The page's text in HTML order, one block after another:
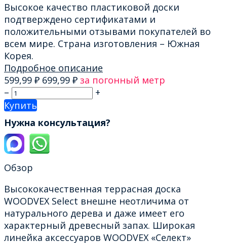
Высокое качество пластиковой доски
подтверждено сертификатами и
положительными отзывами покупателей во
всем мире. Страна изготовления – Южная
Корея.
Подробное описание
599,99 ₽ 699,99 ₽ за погонный метр
–
+
Купить
Нужна консультация?
Обзор
Высококачественная террасная доска
WOODVEX Select внешне неотличима от
натурального дерева и даже имеет его
характерный древесный запах. Широкая
линейка аксессуаров WOODVEX «Селект»